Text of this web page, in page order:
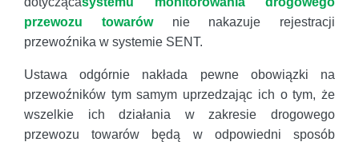
przewozu towarównie nakazuje rejestracji
przewoźnika w systemie SENT.
Ustawa odgórnie nakłada pewne obowiązki na
przewoźników tym samym uprzedzając ich o tym, że
wszelkie ich działania w zakresie drogowego
przewozu towarów będą w odpowiedni sposób